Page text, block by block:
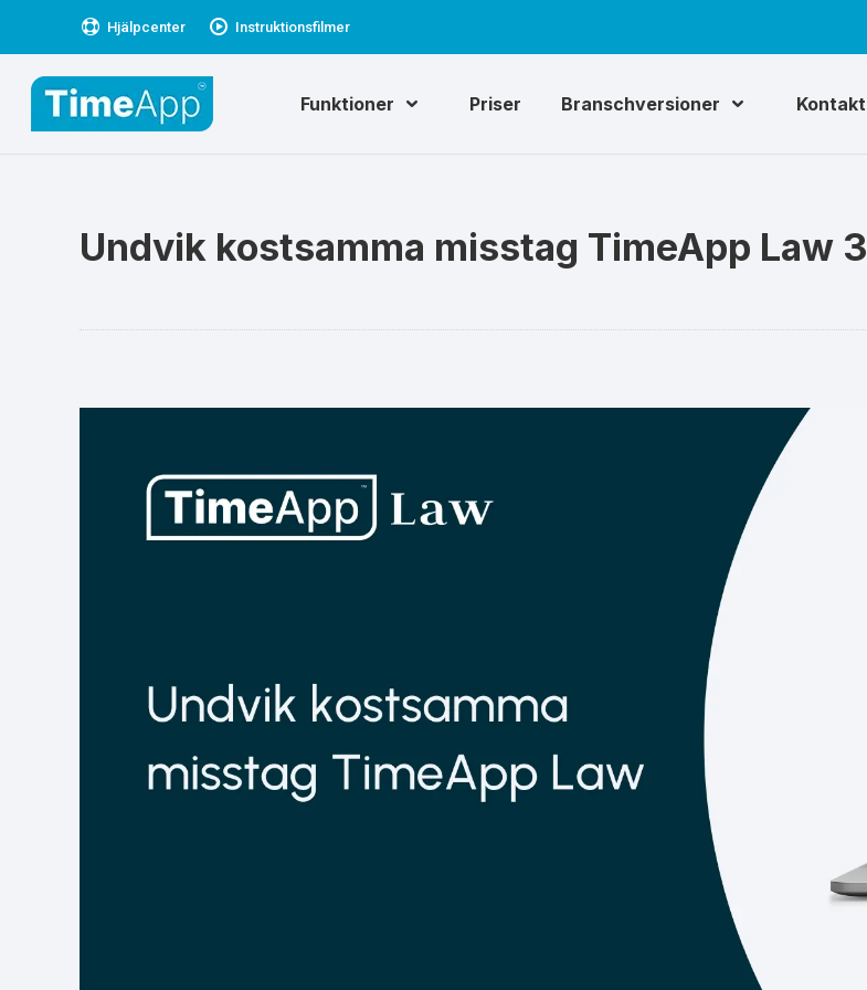
Hjälpcenter Instruktionsfilmer
Funktioner Priser Branschversioner Kontakt
Undvik kostsamma misstag TimeApp Law 3